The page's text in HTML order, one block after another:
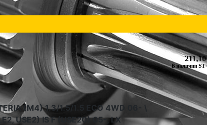
(M4) 1.3/1.5/1.5 ECO 4WD 06- \
USE2) IS F (USE20) 05-, LX
В наличии ST
211,10